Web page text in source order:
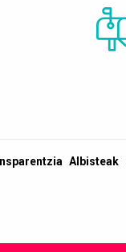
Albisteak